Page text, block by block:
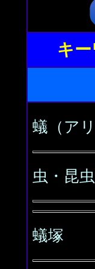
キ
蟻（ア
虫・昆
蟻塚